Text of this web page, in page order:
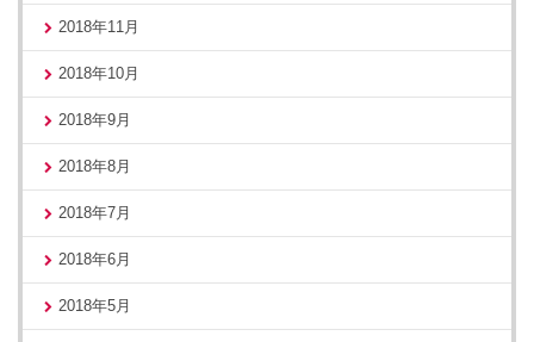
2018年11月
2018年10月
2018年9月
2018年8月
2018年7月
2018年6月
2018年5月